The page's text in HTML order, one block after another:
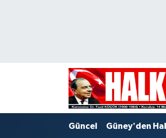
Güncel Güney'den
Trafik Durumu
Puan Durumu ve Fikstür